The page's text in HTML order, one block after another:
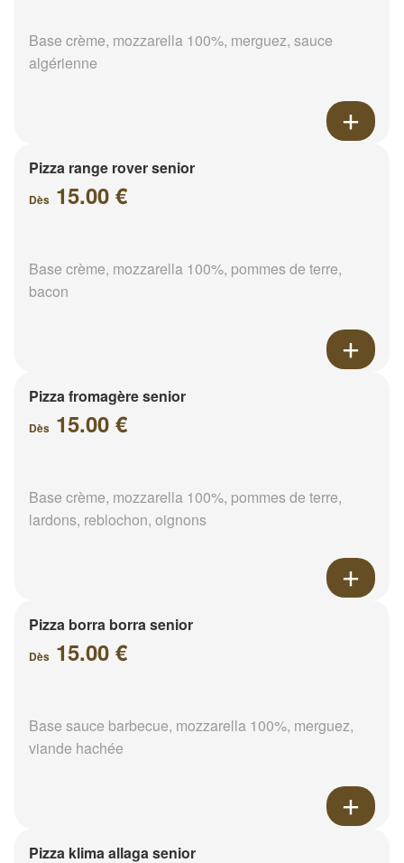
Base crème, mozzarella 100%, merguez, sauce
algérienne
Pizza range rover senior
Dès 15.00 €
Base crème, mozzarella 100%, pommes de terre,
bacon
Pizza fromagère senior
Dès 15.00 €
Base crème, mozzarella 100%, pommes de terre,
lardons, reblochon, oignons
Pizza borra borra senior
Dès 15.00 €
Base sauce barbecue, mozzarella 100%, merguez,
viande hachée
Pizza klima allaga senior